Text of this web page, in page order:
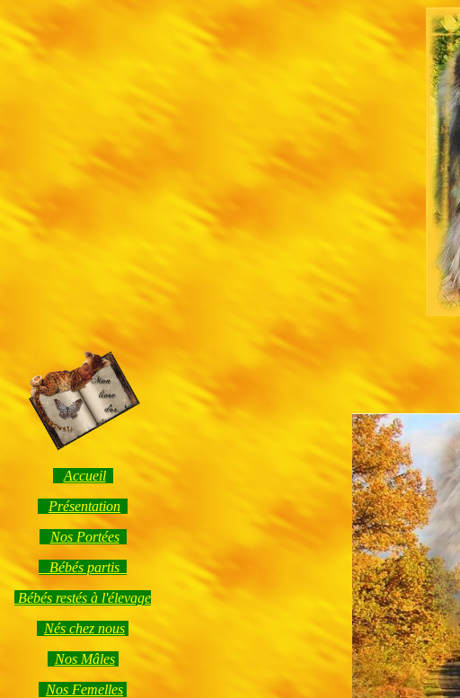
Accueil
Présentation
Nos Portées
Bébés partis
Bébés restés à l'élevage
Nés chez nous
Nos Mâles
Nos Femelles